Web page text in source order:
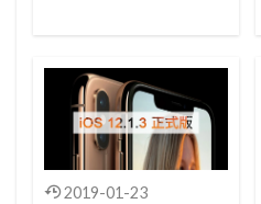
2019-01-23